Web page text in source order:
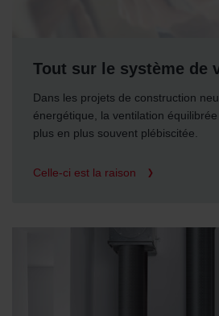
Tout sur le système de
Dans les projets de construction
énergétique, la ventilation
plus en plus souvent plébiscitée.
Celle-ci est la raison